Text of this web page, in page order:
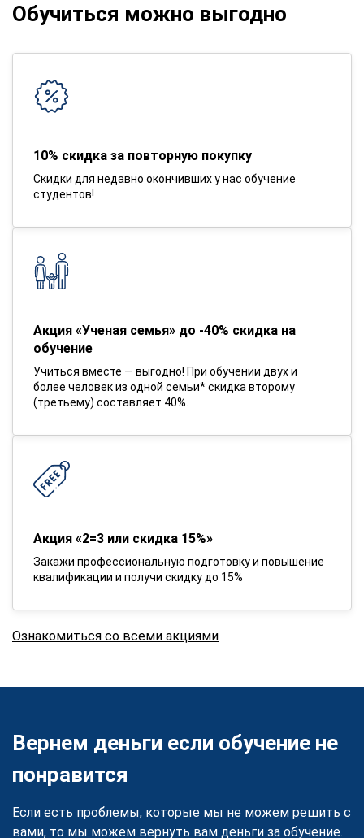
Обучиться можно выгодно
10% скидка за повторную покупку
Скидки для недавно окончивших у нас обучение
студентов!
Акция «Ученая семья» до -40% скидка на
обучение
Учиться вместе — выгодно! При обучении двух и
более человек из одной семьи* скидка второму
(третьему) составляет 40%.
Акция «2=3 или скидка 15%»
Закажи профессиональную подготовку и повышение
квалификации и получи скидку до 15%
Ознакомиться со всеми акциями
Вернем деньги если обучение не
понравится
Если есть проблемы, которые мы не можем решить с
вами, то мы можем вернуть вам деньги за обучение.